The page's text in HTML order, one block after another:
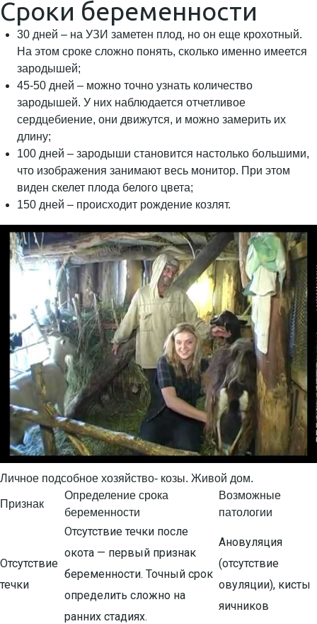
Сроки беременности
30 дней – на УЗИ заметен плод, но он еще крохотный.
На этом сроке сложно понять, сколько именно имеется
зародышей;
45-50 дней – можно точно узнать количество
зародышей. У них наблюдается отчетливое
сердцебиение, они движутся, и можно замерить их
длину;
100 дней – зародыши становится настолько большими,
что изображения занимают весь монитор. При этом
виден скелет плода белого цвета;
150 дней – происходит рождение козлят.
Личное подсобное хозяйство- козы. Живой дом.
Признак
Определение срока
беременности
Возможные
патологии
Отсутствие
течки
Отсутствие течки после
окота — первый признак
беременности. Точный срок
определить сложно на
ранних стадиях.
Ановуляция
(отсутствие
овуляции), кисты
яичников